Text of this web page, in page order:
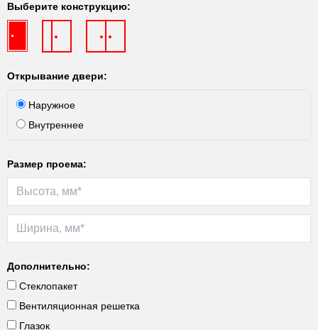
Выберите конструкцию:
Открывание двери:
Наружное
Внутреннее
Размер проема:
Дополнительно:
Стеклопакет
Вентиляционная решетка
Глазок